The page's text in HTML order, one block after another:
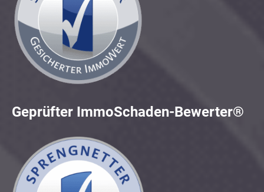
Geprüfter ImmoSchaden-Bewerter®